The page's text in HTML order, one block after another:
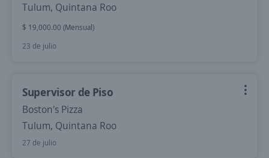
Tulum, Quintana Roo
$ 19,000.00 (Mensual)
23 de julio
Supervisor de Piso
Boston's Pizza
Tulum, Quintana Roo
27 de julio